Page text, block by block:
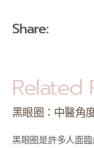
Share:
Related
黑眼圈：中醫角
黑眼圈是許多人面